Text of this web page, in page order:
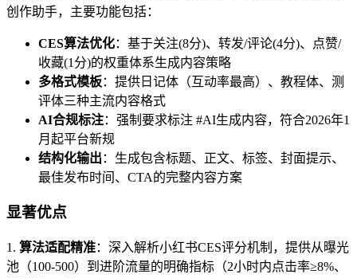
创作助手，主要功能包括：
CES算法优化：基于关注(8分)、转发/评论(4分)、点赞/
收藏(1分)的权重体系生成内容策略
多格式模板：提供日记体（互动率最高）、教程体、测
评体三种主流内容格式
AI合规标注：强制要求标注 #AI生成内容，符合2026年1
月起平台新规
结构化输出 ：生成包含标题、正文、标签、封面提示、
最佳发布时间、CTA的完整内容方案
显著优点
1. 算法适配精准：深入解析小红书CES评分机制，提供从曝光
池（100-500）到进阶流量的明确指标（2小时内点击率≥8%、